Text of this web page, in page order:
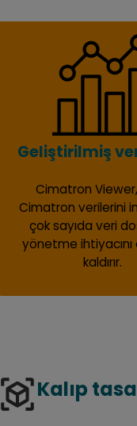
Geliştirilmiş
Cimatron
Cimatron verilerini
çok sayıda veri
yönetme
kaldırır.
view_in_arKalıp